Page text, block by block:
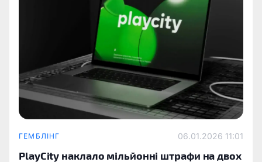
ГЕМБЛІНГ 06.01.2026 11:01
PlayCity наклало мільйонні штрафи на двох